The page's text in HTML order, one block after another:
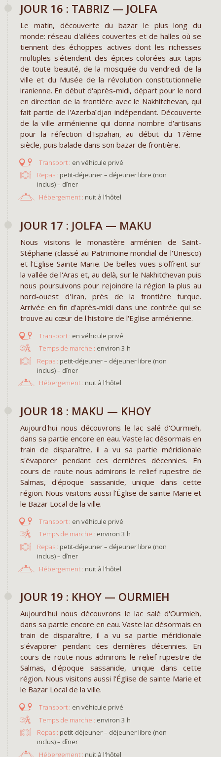
JOUR 16 : TABRIZ — JOLFA
Le matin, découverte du bazar le plus long du
monde: réseau d'allées couvertes et de halles où se
tiennent des échoppes actives dont les richesses
multiples s'étendent des épices colorées aux tapis
de toute beauté, de la mosquée du vendredi de la
ville et du Musée de la révolution constitutionnelle
iranienne. En début d'après-midi, départ pour le nord
en direction de la frontière avec le Nakhitchevan, qui
fait partie de l'Azerbaïdjan indépendant. Découverte
de la ville arménienne qui donna nombre d'artisans
pour la réfection d'Ispahan, au début du 17ème
siècle, puis balade dans son bazar de frontière.
en véhicule privé
Repas : petit-déjeuner – déjeuner libre (non
inclus) – dîner
Hébergement : nuit à l'hôtel
JOUR 17 : JOLFA — MAKU
Nous visitons le monastère arménien de Saint-
Stéphane (classé au Patrimoine mondial de l'Unesco)
et l'Eglise Sainte Marie. De belles vues s'offrent sur
la vallée de l'Aras et, au delà, sur le Nakhitchevan puis
nous poursuivons pour rejoindre la région la plus au
nord-ouest d'Iran, près de la frontière turque.
Arrivée en fin d'après-midi dans une contrée qui se
trouve au cœur de l'histoire de l'Eglise arménienne.
en véhicule privé
environ 3 h
Repas : petit-déjeuner – déjeuner libre (non
inclus) – dîner
Hébergement : nuit à l'hôtel
JOUR 18 : MAKU — KHOY
Aujourd'hui nous découvrons le lac salé d'Ourmieh,
dans sa partie encore en eau. Vaste lac désormais en
train de disparaître, il a vu sa partie méridionale
s'évaporer pendant ces dernières décennies. En
cours de route nous admirons le relief rupestre de
Salmas, d'époque sassanide, unique dans cette
région. Nous visitons aussi l’Église de sainte Marie et
le Bazar Local de la ville.
en véhicule privé
environ 3 h
Repas : petit-déjeuner – déjeuner libre (non
inclus) – dîner
Hébergement : nuit à l'hôtel
JOUR 19 : KHOY — OURMIEH
Aujourd'hui nous découvrons le lac salé d'Ourmieh,
dans sa partie encore en eau. Vaste lac désormais en
train de disparaître, il a vu sa partie méridionale
s'évaporer pendant ces dernières décennies. En
cours de route nous admirons le relief rupestre de
Salmas, d'époque sassanide, unique dans cette
région. Nous visitons aussi l’Église de sainte Marie et
le Bazar Local de la ville.
en véhicule privé
environ 3 h
Repas : petit-déjeuner – déjeuner libre (non
inclus) – dîner
Hébergement : nuit à l'hôtel